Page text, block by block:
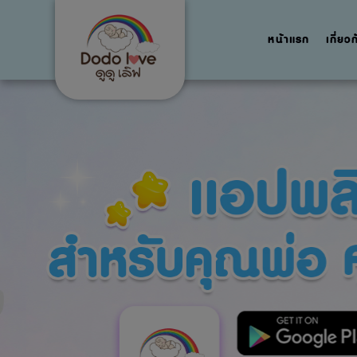
หน้าแรก เกี่ยว